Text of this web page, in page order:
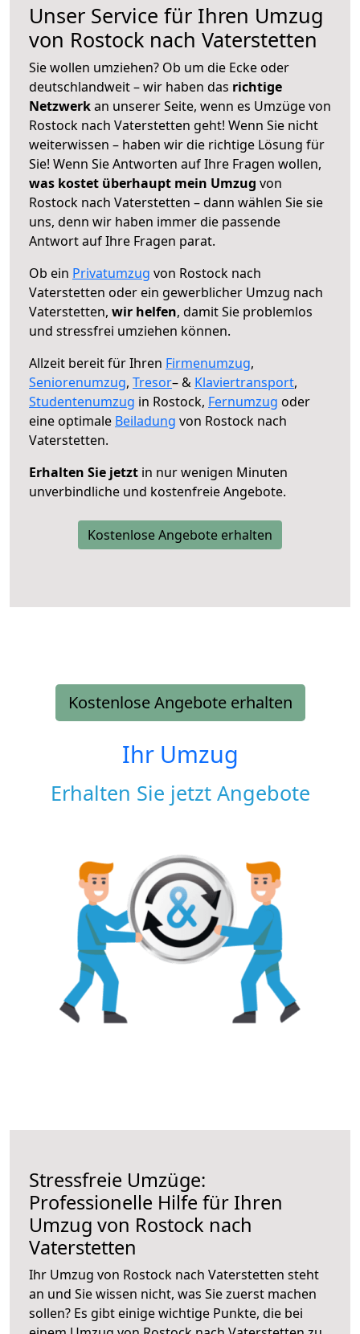
Unser Service für Ihren Umzug
von Rostock nach Vaterstetten
Sie wollen umziehen? Ob um die Ecke oder
deutschlandweit – wir haben das richtige
Netzwerkan unserer Seite, wenn es Umzüge von
Rostock nach Vaterstetten geht! Wenn Sie nicht
weiterwissen – haben wir die richtige Lösung für
Sie! Wenn Sie Antworten auf Ihre Fragen wollen,
was kostet überhaupt mein Umzug von
Rostock nach Vaterstetten – dann wählen Sie sie
uns, denn wir haben immer die passende
Antwort auf Ihre Fragen parat.
Ob ein Privatumzug von Rostock nach
Vaterstetten oder ein gewerblicher Umzug nach
Vaterstetten, wir helfen, damit Sie problemlos
und stressfrei umziehen können.
Allzeit bereit für Ihren Firmenumzug,
Seniorenumzug, Tresor– & Klaviertransport,
Studentenumzug in Rostock, Fernumzug oder
eine optimale Beiladung von Rostock nach
Vaterstetten.
Erhalten Sie jetzt in nur wenigen Minuten
unverbindliche und kostenfreie Angebote.
Kostenlose Angebote erhalten
Kostenlose Angebote erhalten
Ihr Umzug
Erhalten Sie jetzt Angebote
Stressfreie Umzüge:
Professionelle Hilfe für Ihren
Umzug von Rostock nach
Vaterstetten
Ihr Umzug von Rostock nach Vaterstetten steht
an und Sie wissen nicht, was Sie zuerst machen
sollen? Es gibt einige wichtige Punkte, die bei